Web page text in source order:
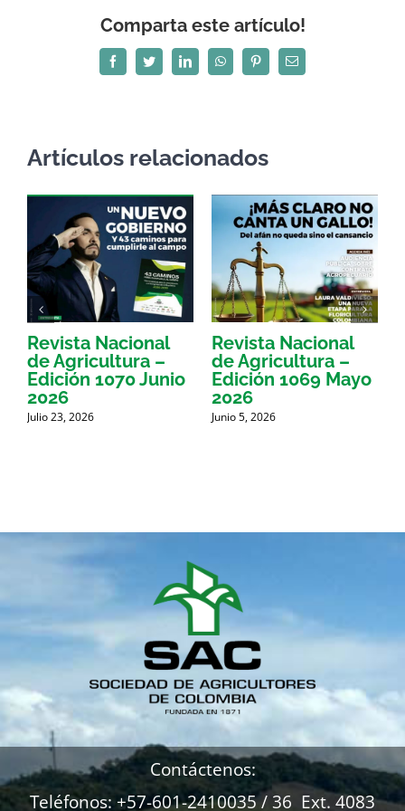
Comparta este artículo!
FacebookTwitterLinkedInWhatsAppPinterestCorreo
electrónico
Artículos relacionados
Revista Nacional
de Agricultura –
Edición 1070 Junio
2026
Julio 23, 2026
Revista Nacional
de Agricultura –
Edición 1069 Mayo
2026
Junio 5, 2026
Contáctenos:
Teléfonos: +57-601-2410035 / 36 Ext. 4083